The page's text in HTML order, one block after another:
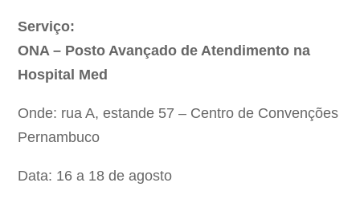
Serviço:
ONA – Posto Avançado de Atendimento na
Hospital Med
Onde: rua A, estande 57 – Centro de Convenções
Pernambuco
Data: 16 a 18 de agosto